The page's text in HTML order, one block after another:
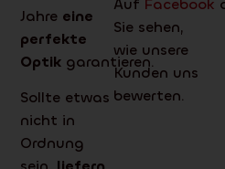
Jahre eine
perfekte
Optik garantieren.
Sollte etwas
nicht in
Ordnung
Sie sehen,
wie unsere
Kunden uns
bewerten.